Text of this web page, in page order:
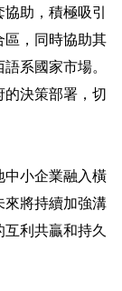
助，積極吸引
區，同時協助其
系國家市場。
決策部署，切
中小企業融入橫
來將持續加強溝
利共贏和持久